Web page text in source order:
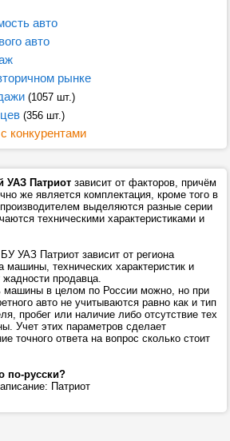
авто
авто
рынке
(1057 шт.)
(356 шт.)
конкурентами
УАЗ Патриот зависит от факторов, причём
же является комплектация, кроме того в
выделяются разные серии
техническими характеристиками и
УАЗ Патриот зависит от региона
машины, технических характеристик и
жадности продавца.
машины в целом по России можно, но при
авто не учитываются равно как и тип
пробег или наличие либо отсутствие тех
Учет этих параметров сделает
точного ответа на вопрос сколько стоит
по-русски?
Патриот